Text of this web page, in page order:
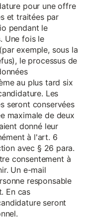
pour une offre
et traitées par
pendant le
Une fois le
exemple, sous la
le processus de
au plus tard six
Les
seront conservées
maximale de deux
donné leur
à l'art. 6
avec § 26 para.
consentement à
Un e-mail
responsable
En cas
seront